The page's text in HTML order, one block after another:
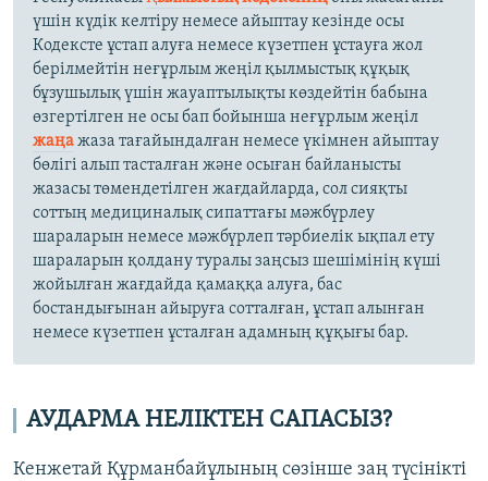
үшiн күдік келтiру немесе айыптау кезiнде осы
Кодексте ұстап алуға немесе күзетпен ұстауға жол
берiлмейтiн неғұрлым жеңіл қылмыстық құқық
бұзушылық үшiн жауаптылықты көздейтiн бабына
өзгертілген не осы бап бойынша неғұрлым жеңiл
жаңажаза тағайындалған немесе үкiмнен айыптау
бөлiгi алып тасталған және осыған байланысты
жазасы төмендетiлген жағдайларда, сол сияқты
соттың медициналық сипаттағы мәжбүрлеу
шараларын немесе мәжбүрлеп тәрбиелiк ықпал ету
шараларын қолдану туралы заңсыз шешiмiнің күші
жойылған жағдайда қамаққа алуға, бас
бостандығынан айыруға сотталған, ұстап алынған
немесе күзетпен ұсталған адамның құқығы бар.
АУДАРМА НЕЛІКТЕН САПАСЫЗ?
Кенжетай Құрманбайұлының сөзінше заң түсінікті